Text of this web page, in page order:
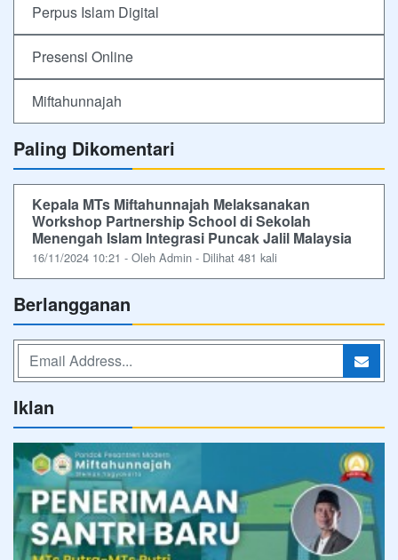
Perpus Islam Digital
Presensi Online
Miftahunnajah
Paling Dikomentari
Kepala MTs Miftahunnajah Melaksanakan
Workshop Partnership School di Sekolah
Menengah Islam Integrasi Puncak Jalil Malaysia
16/11/2024 10:21 - Oleh Admin - Dilihat 481 kali
Berlangganan
Iklan